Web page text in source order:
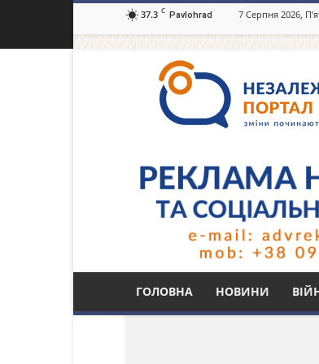
37.3 C Pavlohrad 7 Серпня 2026,
портал
ГОЛОВНА НОВИНИ
Тег: вмкнення